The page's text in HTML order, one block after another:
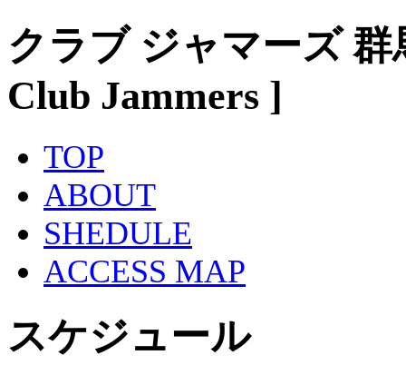
クラブ ジャマーズ
Club Jammers ]
TOP
ABOUT
SHEDULE
ACCESS MAP
スケジュール